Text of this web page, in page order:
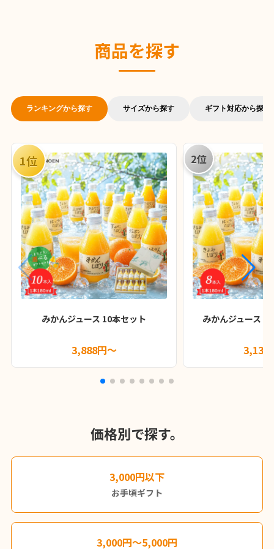
商品を探す
ランキングから探す サイズから探す ギフト対応から探す
1位
みかんジュース 10本セット
3,888円～
2位
みかんジュース
3,130
価格別で探す。
3,000円以下
お手頃ギフト
3,000円～5,000円